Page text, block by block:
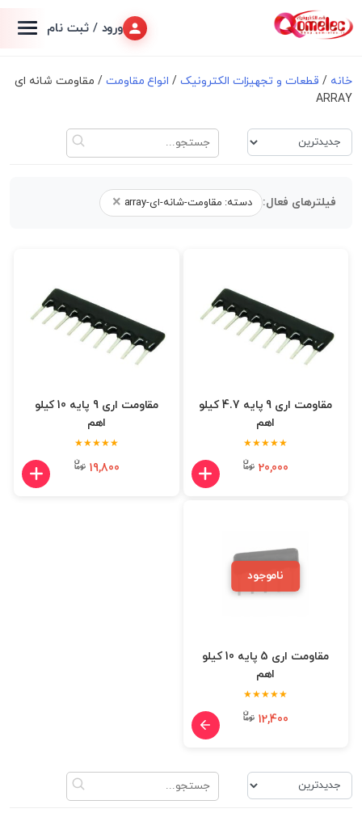
ورود / ثبت نام
خانه / قطعات و تجهیزات الکترونیک/ انواع مقاومت / مقاومت شانه ای
ARRAY
فیلترهای فعال: دسته: مقاومت-شانه-ای-array ×
مقاومت اری 9 پایه 4.7 کیلو
اهم
★★★★★
20,000
مقاومت اری 9 پایه 10 کیلو
اهم
★★★★★
19,800
ناموجود
مقاومت اری 5 پایه 10 کیلو
اهم
★★★★★
12,400